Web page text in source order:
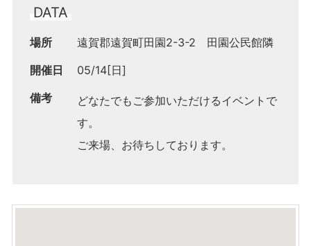
DATA
場所
遠賀郡遠賀町田園2-3-2 田園公民館隣
開催日
05/14[日]
備考
どなたでもご参加いただけるイベントで
す。
ご来場、お待ちしております。